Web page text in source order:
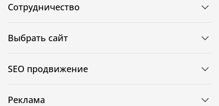
Сотрудничество
Выбрать сайт
SEO продвижение
Реклама